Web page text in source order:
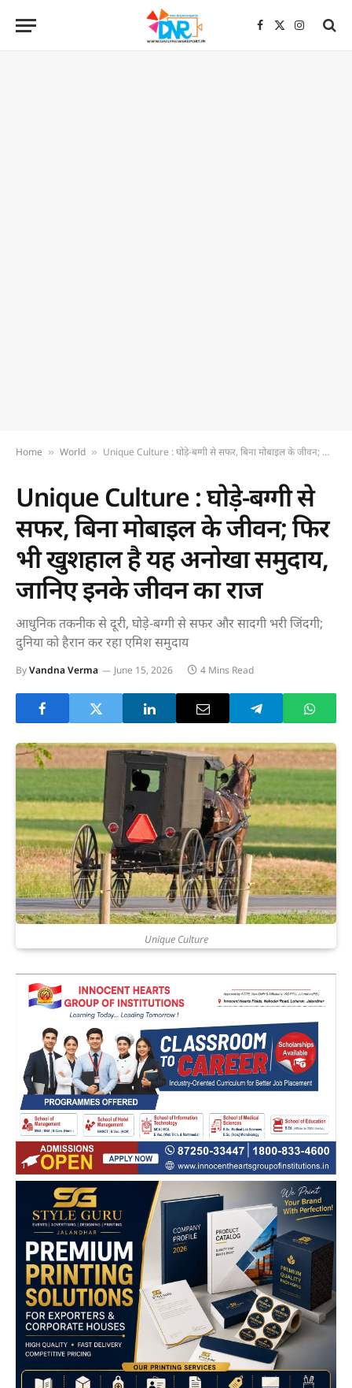
Facebook
X
Home » World » Unique Culture : घोड़े-बग्गी से सफर, बिना मोबाइल के जीवन; फिर भी खुशहाल है यह अनोखा समुदाय, जानिए इनके जीवन का राज
Unique Culture : घोड़े-बग्गी से
सफर, बिना मोबाइल के जीवन; फिर
भी खुशहाल है यह अनोखा समुदाय,
जानिए इनके जीवन का राज
आधुनिक तकनीक से दूरी, घोड़े-बग्गी से सफर और सादगी भरी जिंदगी;
दुनिया को हैरान कर रहा एमिश समुदाय
ByVandna Verma June 15, 2026 4 Mins Read
Unique Culture